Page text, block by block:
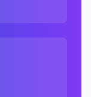
的有效方式，
增加搜索可见
时获得潜在的
名，但它们可
争对手的策
置。
通知搜索引擎
引擎资源只是
URL。
。
页面浏览的跟
话与多页会话
。
户体验。
体验和排名。
量和会话深
内容更改、链
。量，但也意味
。
生成
指标（如
的质量。
威性。
BuzzSumo。
。
要的有机搜索
前的网站。
与者。